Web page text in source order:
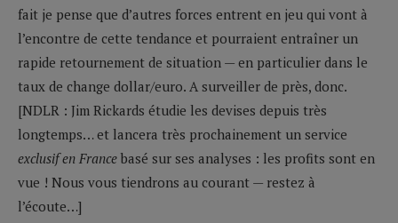
fait je pense que d’autres forces entrent en jeu qui vont à
l’encontre de cette tendance et pourraient entraîner un
rapide retournement de situation — en particulier dans le
taux de change dollar/euro. A surveiller de près, donc.
[NDLR : Jim Rickards étudie les devises depuis très
longtemps… et lancera très prochainement un service
exclusif en France basé sur ses analyses : les profits sont en
vue ! Nous vous tiendrons au courant — restez à
l’écoute…]